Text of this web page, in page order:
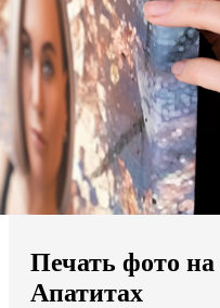
Мы доставляем по всему
Продолжить без города
Печать фото на
Апатитах